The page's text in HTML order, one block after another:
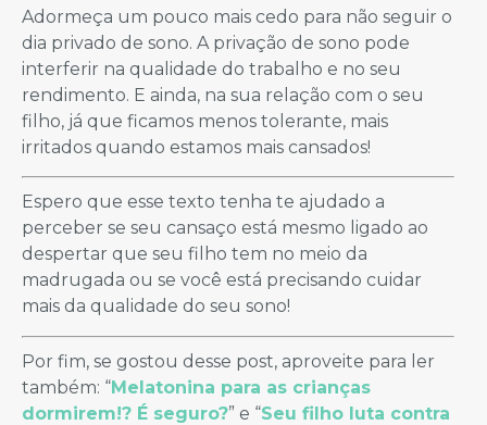
Adormeça um pouco mais cedo para não seguir o
dia privado de sono. A privação de sono pode
interferir na qualidade do trabalho e no seu
rendimento. E ainda, na sua relação com o seu
filho, já que ficamos menos tolerante, mais
irritados quando estamos mais cansados!
Espero que esse texto tenha te ajudado a
perceber se seu cansaço está mesmo ligado ao
despertar que seu filho tem no meio da
madrugada ou se você está precisando cuidar
mais da qualidade do seu sono!
Por fim, se gostou desse post, aproveite para ler
também: “Melatonina para as crianças
dormirem!? É seguro?” e “Seu filho luta contra